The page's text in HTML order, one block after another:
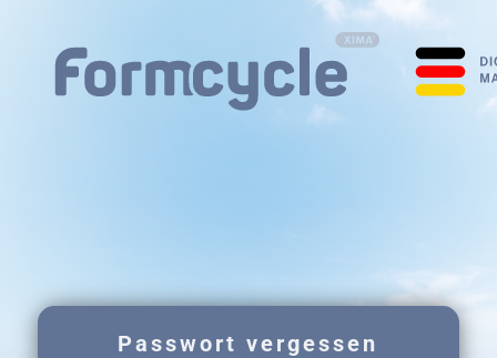
Passwort vergessen